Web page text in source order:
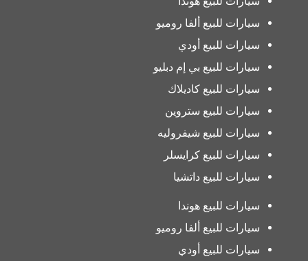
سيارات للبيع ألفا روميو
سيارات للبيع أودي
سيارات للبيع بي إم دبليو
سيارات للبيع كاديلاك
سيارات للبيع ستروين
سيارات للبيع شيفروليه
سيارات للبيع كرايسلر
سيارات للبيع داتشيا
سيارات للبيع هوندا
سيارات للبيع ألفا روميو
سيارات للبيع أودي